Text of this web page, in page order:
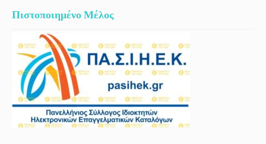
Πιστοποιημένο Μέλος